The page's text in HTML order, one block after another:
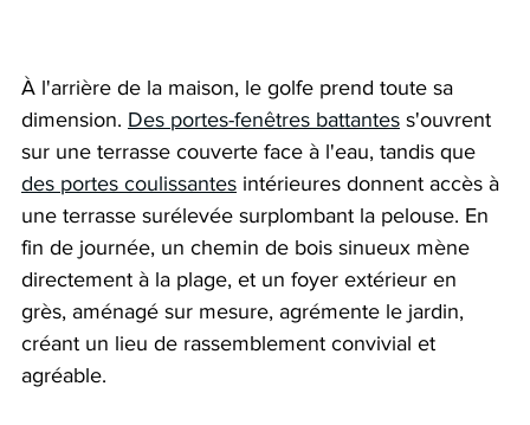
À l'arrière de la maison, le golfe prend toute sa
dimension. Des portes-fenêtres battantes s'ouvrent
sur une terrasse couverte face à l'eau, tandis que
des portes coulissantes intérieures donnent accès à
une terrasse surélevée surplombant la pelouse. En
fin de journée, un chemin de bois sinueux mène
directement à la plage, et un foyer extérieur en
grès, aménagé sur mesure, agrémente le jardin,
créant un lieu de rassemblement convivial et
agréable.